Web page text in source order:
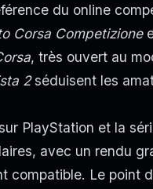
du online
Corsa Competizione
, très ouvert au
2séduisent les
PlayStation et la
avec un rendu
compatible. Le point